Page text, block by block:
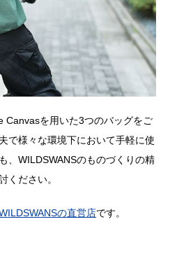
Canvasを用いた3つのバッグをご
で様々な環境下において手軽に使
、WILDSWANSのものづくりの精
ください。
の直営店です。